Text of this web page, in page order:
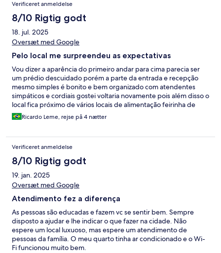
Verificeret anmeldelse
8/10 Rigtig godt
18. jul. 2025
Oversæt med Google
Pelo local me surpreendeu as expectativas
Vou dizer a aparência do primeiro andar para cima parecia ser
um prédio descuidado porém a parte da entrada e recepção
mesmo simples é bonito e bem organizado com atendentes
simpáticos e cordiais gostei voltaria novamente pois além disso o
local fica próximo de vários locais de alimentação feirinha de
compra supermercado e para quem gosta de acessar
transporte urbano próximo do terminal de ônibus da cidade e o
silenciosos.
Ricardo Leme, rejse på 4 nætter
Verificeret anmeldelse
8/10 Rigtig godt
19. jan. 2025
Oversæt med Google
Atendimento fez a diferença
As pessoas são educadas e fazem vc se sentir bem. Sempre
disposto a ajudar e lhe indicar o que fazer na cidade. Não
espere um local luxuoso, mas espere um atendimento de
pessoas da família. O meu quarto tinha ar condicionado e o Wi-
Fi funcionou muito bem.